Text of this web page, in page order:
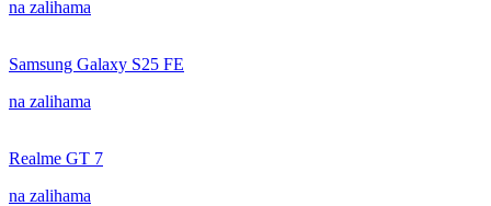
na zalihama
Samsung Galaxy S25 FE
na zalihama
Realme GT 7
na zalihama